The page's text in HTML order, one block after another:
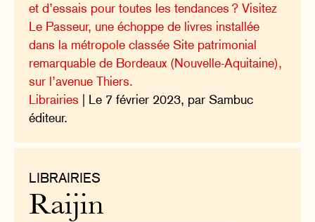
et d’essais pour toutes les tendances ? Visitez
Le Passeur, une échoppe de livres installée
dans la métropole classée Site patrimonial
remarquable de Bordeaux (Nouvelle-Aquitaine),
sur l’avenue Thiers.
Librairies | Le 7 février 2023, par Sambuc
éditeur.
LIBRAIRIES
Raijin